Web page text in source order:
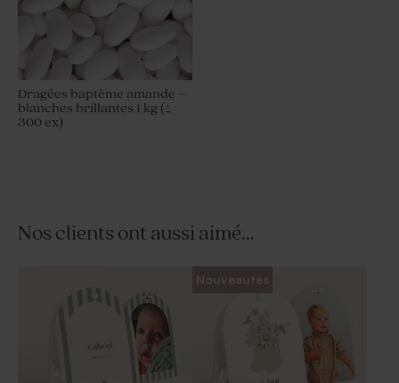
Dragées baptême amande –
blanches brillantes 1 kg (±
300 ex)
Nos clients ont aussi aimé...
Nouveautés